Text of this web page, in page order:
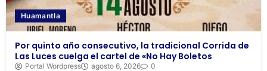
Huamantla
Por quinto año consecutivo, la tradicional Corrida de
Las Luces cuelga el cartel de «No Hay Boletos
Portal Wordpress agosto 6, 2026 0